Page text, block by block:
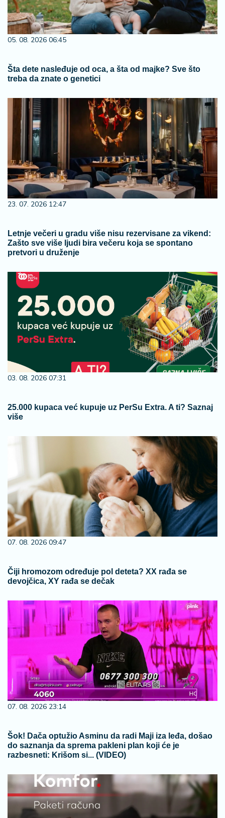
05. 08. 2026 06:45
Šta dete nasleđuje od oca, a šta od majke? Sve što
treba da znate o genetici
23. 07. 2026 12:47
Letnje večeri u gradu više nisu rezervisane za vikend:
Zašto sve više ljudi bira večeru koja se spontano
pretvori u druženje
03. 08. 2026 07:31
25.000 kupaca već kupuje uz PerSu Extra. A ti? Saznaj
više
07. 08. 2026 09:47
Čiji hromozom određuje pol deteta? XX rađa se
devojčica, XY rađa se dečak
07. 08. 2026 23:14
Šok! Dača optužio Asminu da radi Maji iza leđa, došao
do saznanja da sprema pakleni plan koji će je
razbesneti: Krišom si... (VIDEO)